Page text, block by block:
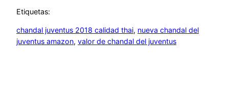
Etiquetas:
chandal juventus 2018 calidad thai, nueva chandal del
juventus amazon, valor de chandal del juventus